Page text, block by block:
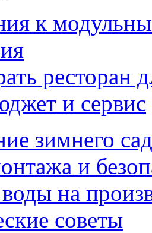
к
ресторан
и сервис
зимнего
и
на
советы